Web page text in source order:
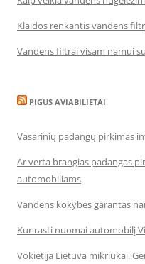
Klaidos renkantis vandens
Vandens filtrai visam namui
PIGUS AVIABILIETAI
Vasarinių padangų pirkimas
Ar verta brangias padangas
automobiliams
Vandens kokybės garantas
Kur rasti nuomai automobilį
Vokietija Lietuva mikriukai.